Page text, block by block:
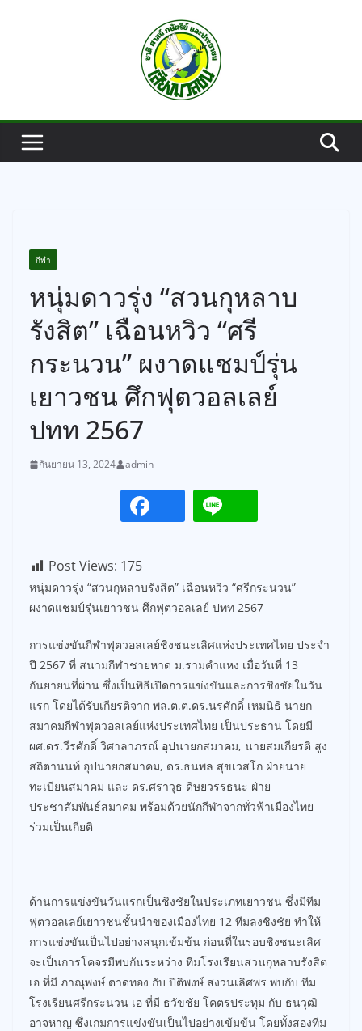
กีฬา
หนุ่มดาวรุ่ง “สวนกุหลาบ
รังสิต” เฉือนหวิว “ศรี
กระนวน” ผงาดแชมป์รุ่น
เยาวชน ศึกฟุตวอลเลย์
ปทท 2567
กันยายน 13, 2024 admin
Post Views: 175
หนุ่มดาวรุ่ง “สวนกุหลาบรังสิต” เฉือนหวิว “ศรีกระนวน”
ผงาดแชมป์รุ่นเยาวชน ศึกฟุตวอลเลย์ ปทท 2567
การแข่งขันกีฬาฟุตวอลเลย์ชิงชนะเลิศแห่งประเทศไทย ประจำ
ปี 2567 ที่ สนามกีฬาชายหาด ม.รามคำแหง เมื่อวันที่ 13
กันยายนที่ผ่าน ซึ่งเป็นพิธีเปิดการแข่งขันและการชิงชัยในวัน
แรก โดยได้รับเกียรติจาก พล.ต.ต.ดร.นรศักดิ์ เหมนิธิ นายก
สมาคมกีฬาฟุตวอลเลย์แห่งประเทศไทย เป็นประธาน โดยมี
ผศ.ดร.วีรศักดิ์ วิศาลาภรณ์ อุปนายกสมาคม, นายสมเกียรติ สูง
สถิตานนท์ อุปนายกสมาคม, ดร.ธนพล สุขเวสโก ฝ่ายนาย
ทะเบียนสมาคม และ ดร.ศราวุธ ดิษยวรรธนะ ฝ่าย
ประชาสัมพันธ์สมาคม พร้อมด้วยนักกีฬาจากทั่วฟ้าเมืองไทย
ร่วมเป็นเกียติ
ด้านการแข่งขันวันแรกเป็นชิงชัยในประเภทเยาวชน ซึ่งมีทีม
ฟุตวอลเลย์เยาวชนชั้นนำของเมืองไทย 12 ทีมลงชิงชัย ทำให้
การแข่งขันเป็นไปอย่างสนุกเข้มข้น ก่อนที่ในรอบชิงชนะเลิศ
จะเป็นการโคจรมีพบกันระหว่าง ทีมโรงเรียนสวนกุหลาบรังสิต
เอ ที่มี ภาณุพงษ์​ ตาดทอง กับ ปิติพงษ์ สงวนเลิศพร พบกับ ทีม
โรงเรียนศรีกระนวน เอ ที่มี ธวัขชัย โคตรประทุม กับ ธนวุฒิ
อาจหาญ ซึ่งเกมการแข่งขันเป็นไปอย่างเข้มข้น โดยทั้งสองทีม